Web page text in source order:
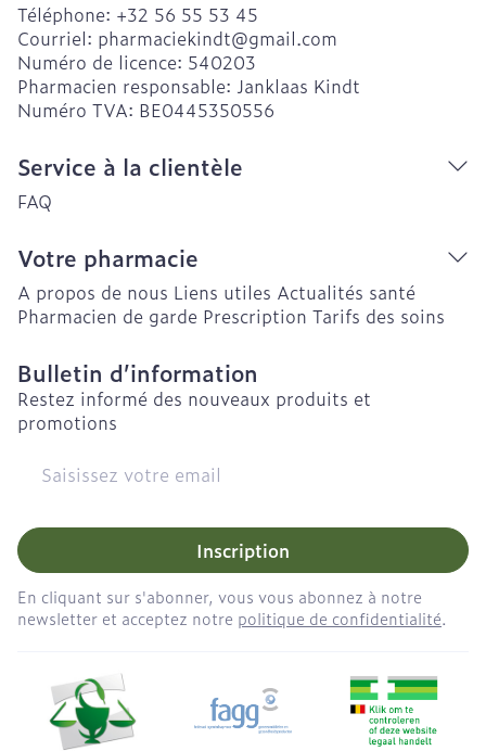
Téléphone: +32 56 55 53 45
Courriel: pharmaciekindt@gmail.com
Numéro de licence: 540203
Pharmacien responsable: Janklaas Kindt
Numéro TVA: BE0445350556
Service à la clientèle
FAQ
Votre pharmacie
A propos de nous Liens utiles Actualités santé
Pharmacien de garde Prescription Tarifs des soins
Bulletin d’information
Restez informé des nouveaux produits et
promotions
Adresse mail
Inscription
En cliquant sur s'abonner, vous vous abonnez à notre
newsletter et acceptez notre politique de confidentialité.